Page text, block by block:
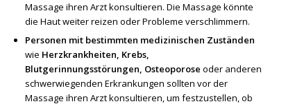
Massage ihren Arzt konsultieren. Die Massage könnte
die Haut weiter reizen oder Probleme verschlimmern.
Personen mit bestimmten medizinischen Zuständen
wie Herzkrankheiten, Krebs,
Blutgerinnungsstörungen, Osteoporose oder anderen
schwerwiegenden Erkrankungen sollten vor der
Massage ihren Arzt konsultieren, um festzustellen, ob